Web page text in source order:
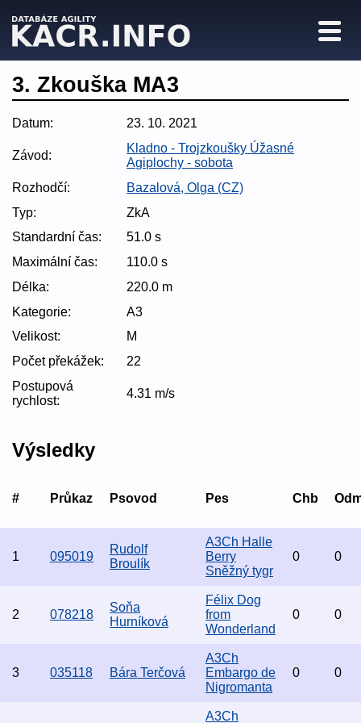
3. Zkouška MA3
Datum: 23. 10. 2021
Závod:
Kladno - Trojzkoušky Úžasné
Agiplochy - sobota
Rozhodčí:
Bazalová, Olga (CZ)
Typ:
ZkA
Standardní čas:
51.0 s
Maximální čas:
110.0 s
Délka:
220.0 m
Kategorie:
A3
Velikost:
M
Počet překážek:
22
Postupová
rychlost:
4.31 m/s
Výsledky
# Průkaz Psovod Pes Chb
1 095019
Rudolf
Broulík
A3Ch Halle
Berry
Sněžný tygr
0 0
2 078218
Soňa
Hurníková
Félix Dog
from
Wonderland
0 0
3 035118 Bára Terčová
A3Ch
Embargo de
Nigromanta
0 0
A3Ch